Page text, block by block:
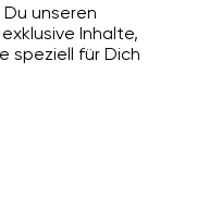
unseren
Inhalte,
speziell für Dich